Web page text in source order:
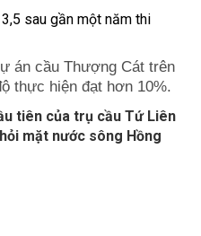
án cầu Thượng Cát trên
thực hiện đạt hơn 10%.
tiên của trụ cầu Tứ Liên
mặt nước sông Hồng